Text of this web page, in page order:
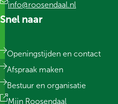
info@roosendaal.nl
Snel naar
Openingstijden en contact
Afspraak maken
Bestuur en organisatie
Mijn Roosendaal